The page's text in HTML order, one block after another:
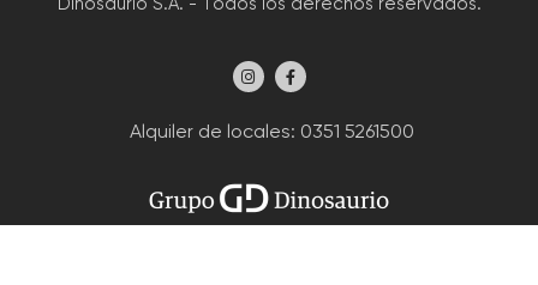
Dinosaurio S.A. - Todos los derechos reservados.
Alquiler de locales: 0351 5261500